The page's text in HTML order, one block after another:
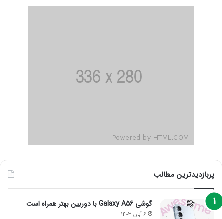
پربازدیدترین مطالب
گوشی Galaxy A56 با دوربین بهتر همراه است
6 آبان 1403